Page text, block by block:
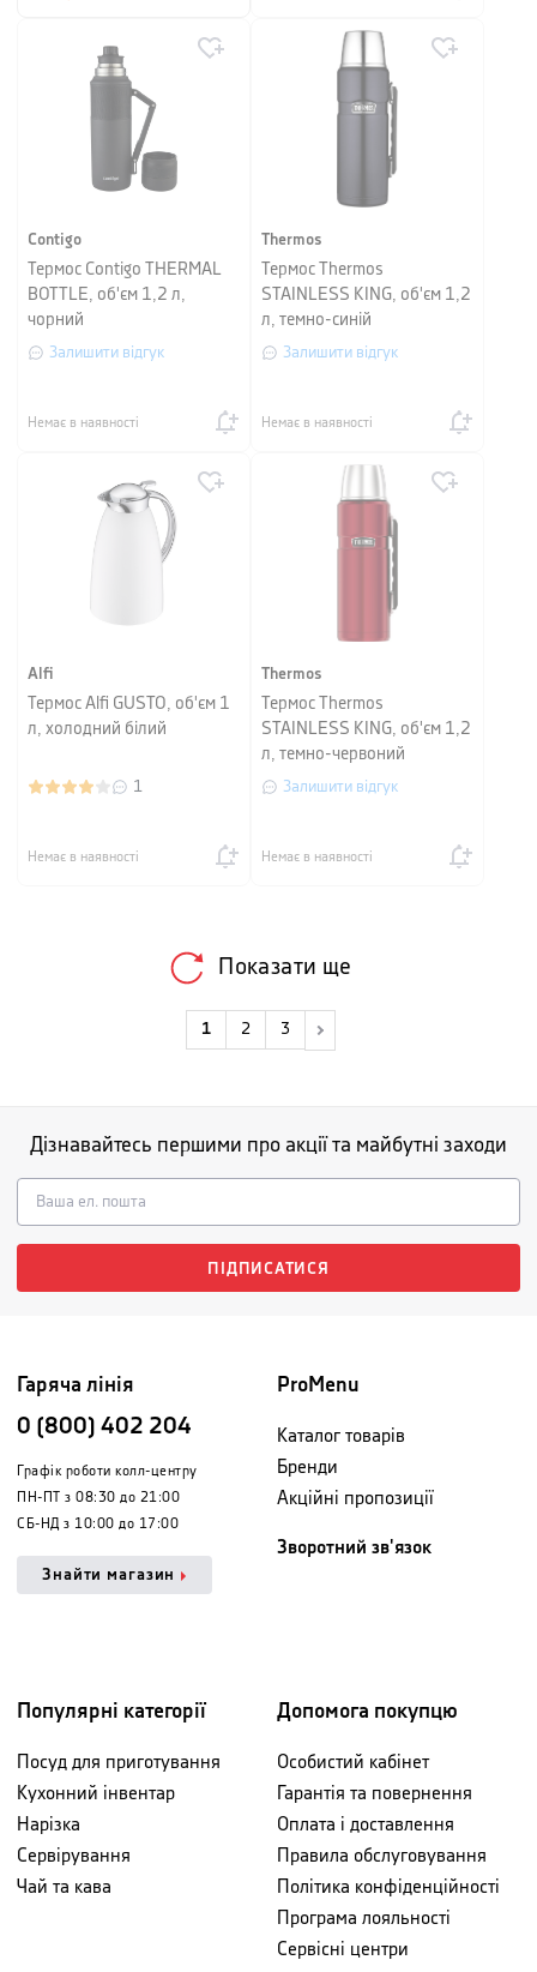
Contigo
Термос Contigo THERMAL
BOTTLE, об'єм 1,2 л,
чорний
Залишити відгук
Немає в наявності
Thermos
Термос Thermos
STAINLESS KING, об'єм 1,2
л, темно-синій
Залишити відгук
Немає в наявності
Alfi
Термос Alfi GUSTO, об'єм 1
л, холодний білий
1
Немає в наявності
Thermos
Термос Thermos
STAINLESS KING, об'єм 1,2
л, темно-червоний
Залишити відгук
Немає в наявності
Показати ще
1 2 3
Дізнавайтесь першими про акції та майбутні заходи
ПІДПИСАТИСЯ
Гаряча лінія
0 (800) 402 204
Графік роботи колл-центру
ПН-ПТ з 08:30 до 21:00
СБ-НД з 10:00 до 17:00
Знайти магазин
ProMenu
Каталог товарів
Бренди
Акційні пропозиції
Зворотний зв'язок
Популярні категорії
Посуд для приготування
Кухонний інвентар
Нарізка
Сервірування
Чай та кава
Допомога покупцю
Особистий кабінет
Гарантія та повернення
Оплата і доставлення
Правила обслуговування
Політика конфіденційності
Програма лояльності
Сервісні центри